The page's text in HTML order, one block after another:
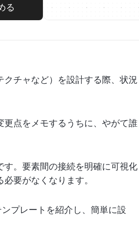
る
チャなど）を設計する際、状況
点をメモするうちに、やがて誰
。要素間の接続を明確に可視化
要がなくなります。
プレートを紹介し、簡単に設